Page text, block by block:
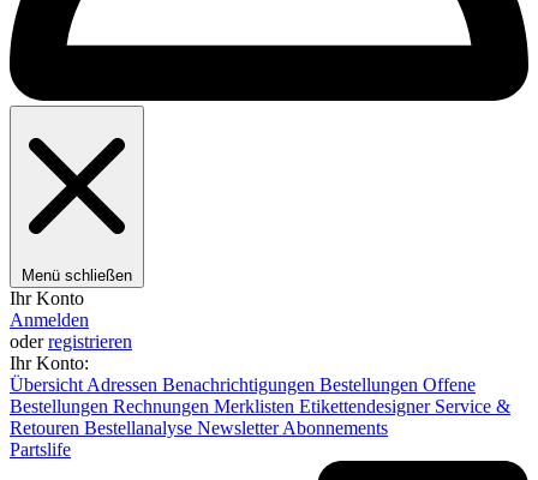
Menü schließen
Ihr Konto
Anmelden
oderregistrieren
Ihr Konto:
Übersicht Adressen Benachrichtigungen Bestellungen Offene
Bestellungen Rechnungen Merklisten Etikettendesigner Service &
Retouren Bestellanalyse NewsletterAbonnements
Partslife